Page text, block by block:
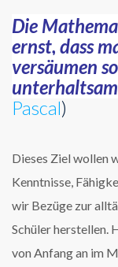
Die
ernst, dass
versäumen
Pascal)
Dieses Ziel wollen
Kenntnisse,
wir Bezüge zur
Schüler herstellen.
von Anfang an im